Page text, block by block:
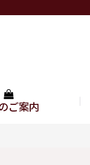
ご案内